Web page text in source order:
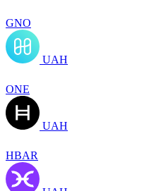
GNO
UAH
ONE
UAH
HBAR